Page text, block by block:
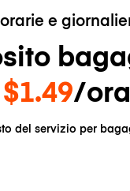
e
$1.49/ora
del servizio per